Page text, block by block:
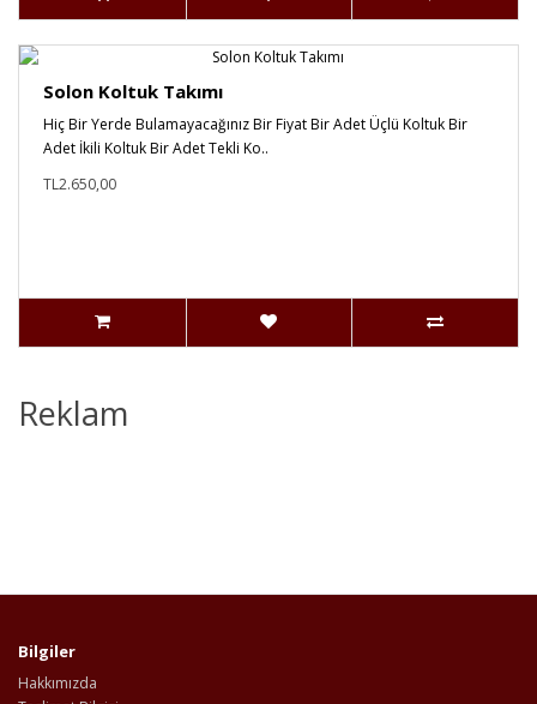
Solon Koltuk Takımı
Hiç Bir Yerde Bulamayacağınız Bir Fiyat Bir Adet Üçlü Koltuk Bir
Adet İkili Koltuk Bir Adet Tekli Ko..
TL2.650,00
Reklam
Bilgiler
Hakkımızda